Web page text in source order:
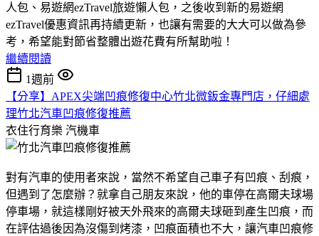
人包、易遊網ezTravel旅遊懶人包，之後收到新的易遊網
ezTravel優惠資訊再持續更新，也讓有需要的大大可以做為參
考，希望能對節省整體出遊花費有所幫助啦！
繼續閱讀
1週前
【分享】APEX尖端凹痕修復中心竹北微鈑金專門店，仔細處
理竹北汽車凹痕修復推薦
衣住行育樂 汽機車
對有汽車的使用者來說，當然不希望自己車子有凹痕、刮痕，
但遇到了怎麼辦？就拿自己朋友來說，他的車停在高爾夫球場
停車場，就這樣剛好被天外飛來的高爾夫球砸到產生凹痕，而
在評估過後因為沒傷到烤漆，凹痕面積也不大，讓汽車凹痕修